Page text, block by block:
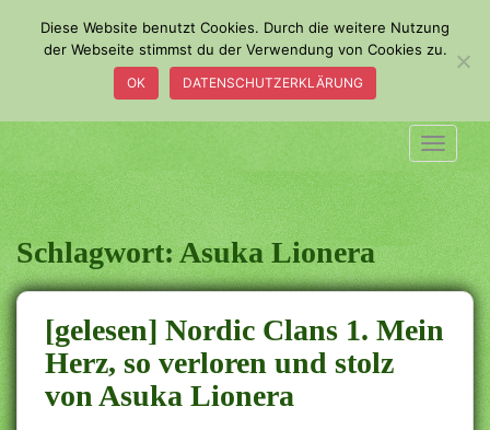
a
i
n
c
o
n
t
e
n
t
Schlagwort:Asuka Lionera
[gelesen] Nordic Clans 1. Mein
Herz, so verloren und stolz
von Asuka Lionera
Diese Website benutzt Cookies. Durch die weitere Nutzung
der Webseite stimmst du der Verwendung von Cookies zu.
OK DATENSCHUTZERKLÄRUNG